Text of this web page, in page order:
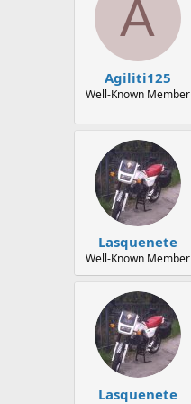
A
Agiliti125
Well-Known Member
Lasquenete
Well-Known Member
Lasquenete